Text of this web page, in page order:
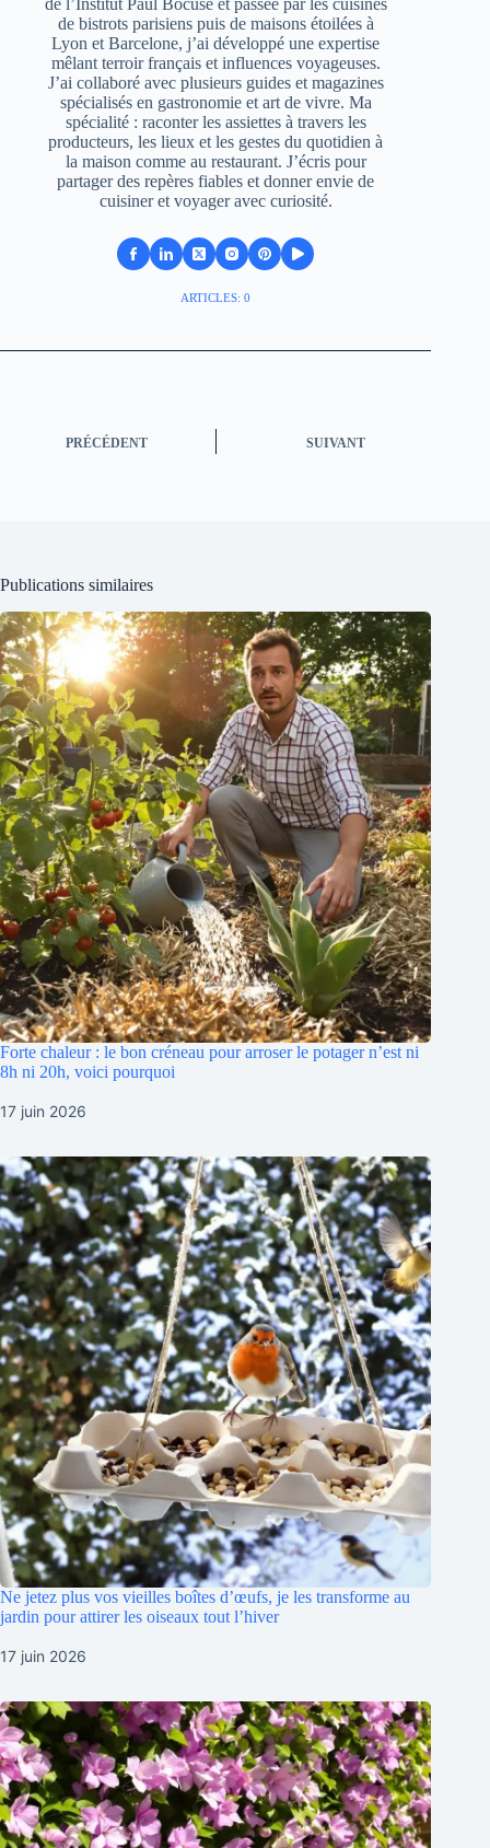
de l’Institut Paul Bocuse et passée par les cuisines
de bistrots parisiens puis de maisons étoilées à
Lyon et Barcelone, j’ai développé une expertise
mêlant terroir français et influences voyageuses.
J’ai collaboré avec plusieurs guides et magazines
spécialisés en gastronomie et art de vivre. Ma
spécialité : raconter les assiettes à travers les
producteurs, les lieux et les gestes du quotidien à
la maison comme au restaurant. J’écris pour
partager des repères fiables et donner envie de
cuisiner et voyager avec curiosité.
ARTICLES: 0
PRÉCÉDENT SUIVANT
Publications similaires
Forte chaleur : le bon créneau pour arroser le potager n’est ni
8h ni 20h, voici pourquoi
17 juin 2026
Ne jetez plus vos vieilles boîtes d’œufs, je les transforme au
jardin pour attirer les oiseaux tout l’hiver
17 juin 2026